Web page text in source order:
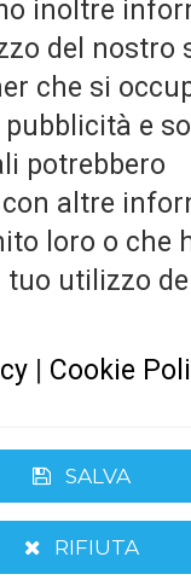
2pt/3pt con
giapponese
Piedini in
e solidità, 3 set
normale, spazi
di
inoltre
del nostro
che si
e
potrebbero
altre
loro o che
tuo utilizzo
Cookie
obbligatori
SALVA
RIFIUTA